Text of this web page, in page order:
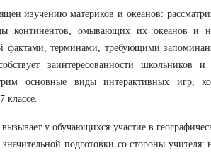
изучению материков и океанов:
континентов, омывающих их океанов и
терминами, требующими
заинтересованности школьников
основные виды интерактивных игр,
классе.
у обучающихся участие в
значительной подготовки со стороны учителя: